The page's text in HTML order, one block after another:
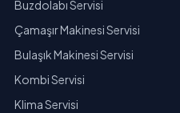
Buzdolabı Servisi
Çamaşır Makinesi Servisi
Bulaşık Makinesi Servisi
Kombi Servisi
Klima Servisi